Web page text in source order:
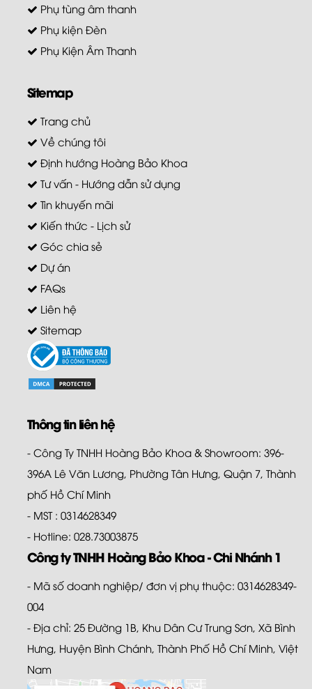
Phụ tùng âm thanh
Phụ kiện Đèn
Phụ Kiện Âm Thanh
Sitemap
Trang chủ
Về chúng tôi
Định hướng Hoàng Bảo Khoa
Tư vấn - Hướng dẫn sử dụng
Tin khuyến mãi
Kiến thức - Lịch sử
Góc chia sẻ
Dự án
FAQs
Liên hệ
Sitemap
Thông tin liên hệ
- Công Ty TNHH Hoàng Bảo Khoa & Showroom: 396-
396A Lê Văn Lương, Phường Tân Hưng, Quận 7, Thành
phố Hồ Chí Minh
- MST : 0314628349
- Hotline: 028.73003875
Công ty TNHH Hoàng Bảo Khoa - Chi Nhánh 1
- Mã số doanh nghiệp/ đơn vị phụ thuộc: 0314628349-
004
- Địa chỉ: 25 Đường 1B, Khu Dân Cư Trung Sơn, Xã Bình
Hưng, Huyện Bình Chánh, Thành Phố Hồ Chí Minh, Việt
Nam